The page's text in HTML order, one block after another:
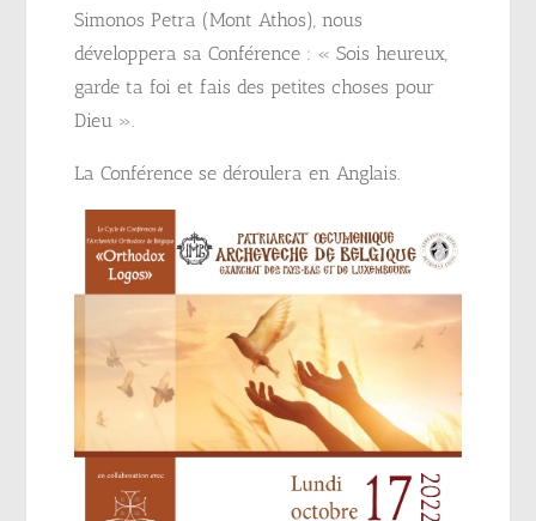
Simonos Petra (Mont Athos), nous
développera sa Conférence : « Sois heureux,
garde ta foi et fais des petites choses pour
Dieu ».
La Conférence se déroulera en Anglais.